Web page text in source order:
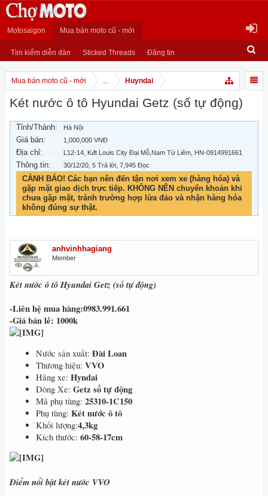
Motosaigon Mua bán moto cũ - mới
Tìm kiếm diễn đàn Sticked Threads Đăng tin
Mua bán moto cũ - mới ... Huyndai
Két nước ô tô Hyundai Getz (số tự động)
Tỉnh/Thành: Hà Nội
Giá bán: 1,000,000 VNĐ
Địa chỉ: L12-14, Kđt Louis City Đại Mỗ,Nam Từ Liêm, HN-0914991661
Thông tin: 30/12/20 , 5 Trả lời, 7,945 Đọc
CẢNH BÁO! Các bạn nên đến tận nơi xem xe (hàng hóa) và
gặp mặt giao dịch trực tiếp. KHÔNG NÊN chuyển khoản khi
chưa gặp mặt, tránh trường hợp lừa đảo và nhận hàng hóa
không đúng sự thật.
anhvinhhagiang
Member
Két nước ô tô Hyundai Getz (số tự động)
-Liên hệ mua hàng:0983.991.661
-Giá bán lẻ: 1000k
Nước sản xuất: Đài Loan
Thương hiệu: VVO
Hãng xe: Hyndai
Dòng Xe: Getz số tự động
Mã phụ tùng: 25310-1C150
Phụ tùng: Két nước ô tô
Khối lượng:4,3kg
Kích thước: 60-58-17cm
Điểm nổi bật két nước VVO